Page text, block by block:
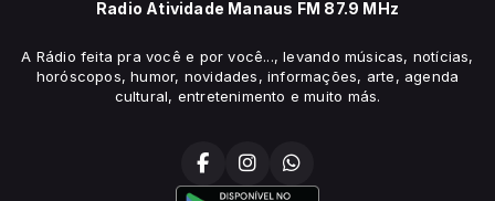
Radio Atividade Manaus FM 87.9 MHz
A Rádio feita pra você e por você..., levando músicas, notícias,
horóscopos, humor, novidades, informações, arte, agenda
cultural, entretenimento e muito más.